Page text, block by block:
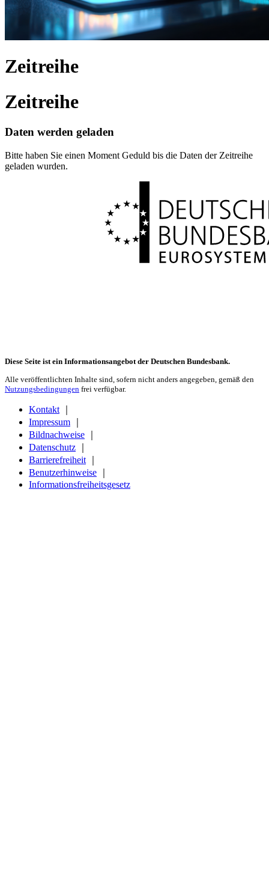
Zeitreihe
Zeitreihe
Daten werden geladen
Bitte haben Sie einen Moment Geduld bis die Daten der Zeitreihe
geladen wurden.
Diese Seite ist ein Informationsangebot der Deutschen Bundesbank.
Alle veröffentlichten Inhalte sind, sofern nicht anders angegeben, gemäß den
Nutzungsbedingungen frei verfügbar.
Kontakt
Impressum
Bildnachweise
Datenschutz
Barrierefreiheit
Benutzerhinweise
Informationsfreiheitsgesetz